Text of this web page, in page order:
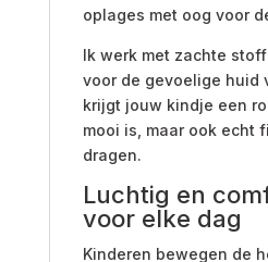
oplages met oog voor
Ik werk met zachte
voor de gevoelige huid
krijgt jouw kindje een
mooi is, maar ook echt
dragen.
Luchtig en
voor elke dag
Kinderen bewegen de